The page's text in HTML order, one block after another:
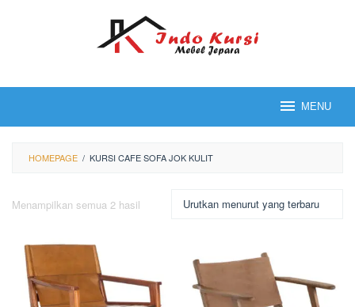
MENU
HOMEPAGE / KURSI CAFE SOFA JOK KULIT
Menampilkan semua 2 hasil